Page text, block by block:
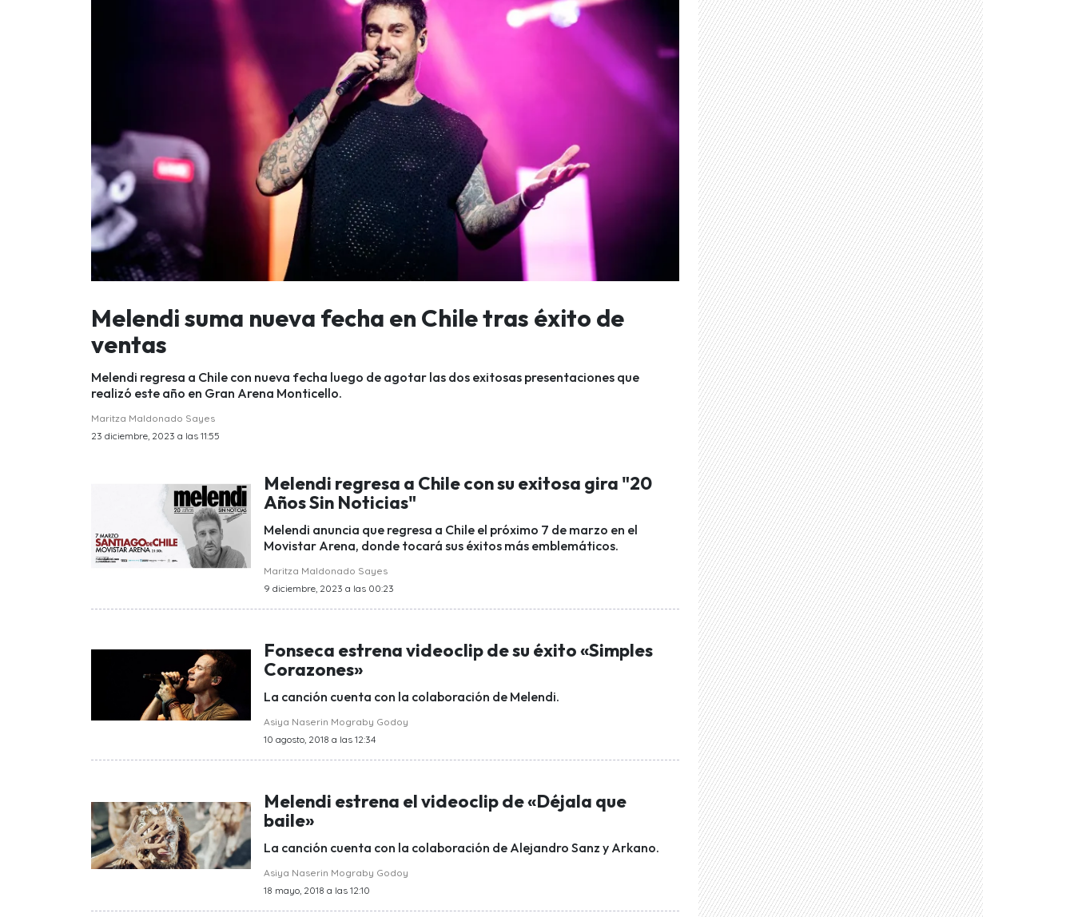
Melendi suma nueva fecha en Chile tras éxito de
ventas
Melendi regresa a Chile con nueva fecha luego de agotar las dos exitosas presentaciones que
realizó este año en Gran Arena Monticello.
Maritza Maldonado Sayes
23 diciembre, 2023 a las 11:55
Melendi regresa a Chile con su exitosa gira "20
Años Sin Noticias"
Melendi anuncia que regresa a Chile el próximo 7 de marzo en el
Movistar Arena, donde tocará sus éxitos más emblemáticos.
Maritza Maldonado Sayes
9 diciembre, 2023 a las 00:23
Fonseca estrena videoclip de su éxito «Simples
Corazones»
La canción cuenta con la colaboración de Melendi.
Asiya Naserin Mograby Godoy
10 agosto, 2018 a las 12:34
Melendi estrena el videoclip de «Déjala que
baile»
La canción cuenta con la colaboración de Alejandro Sanz y Arkano.
Asiya Naserin Mograby Godoy
18 mayo, 2018 a las 12:10